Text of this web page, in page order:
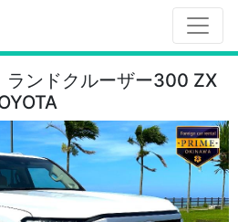
ランドクルーザー300 ZX